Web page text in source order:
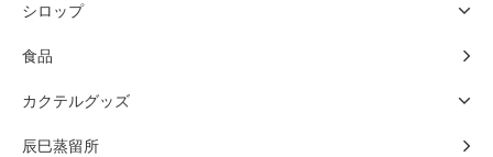
シロップ
食品
カクテルグッズ
辰巳蒸留所